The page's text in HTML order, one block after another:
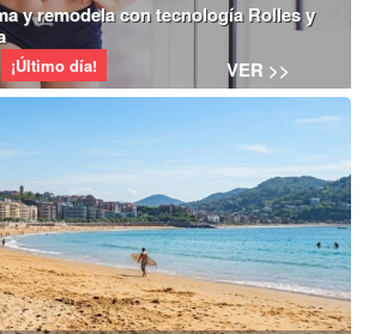
y remodela con tecnología Rolles y
¡Último día! VER >>